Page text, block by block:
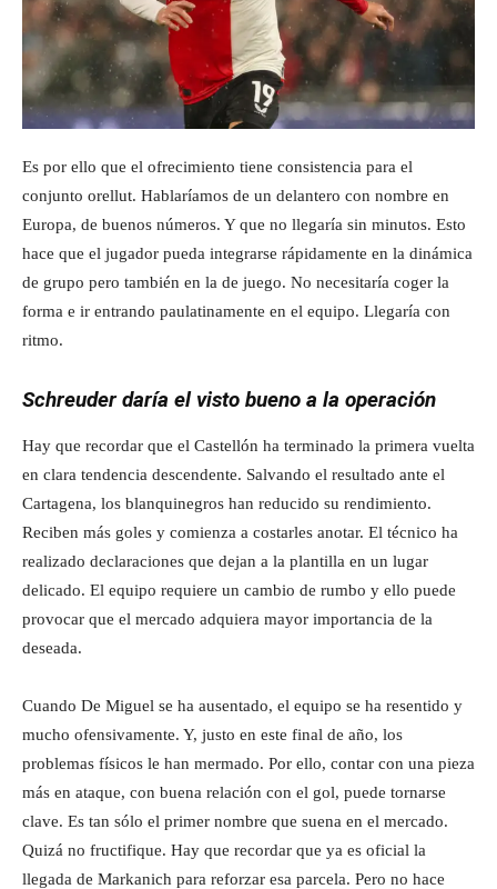
Es por ello que el ofrecimiento tiene consistencia para el
conjunto orellut. Hablaríamos de un delantero con nombre en
Europa, de buenos números. Y que no llegaría sin minutos. Esto
hace que el jugador pueda integrarse rápidamente en la dinámica
de grupo pero también en la de juego. No necesitaría coger la
forma e ir entrando paulatinamente en el equipo. Llegaría con
ritmo.
Schreuder daría el visto bueno a la operación
Hay que recordar que el Castellón ha terminado la primera vuelta
en clara tendencia descendente. Salvando el resultado ante el
Cartagena, los blanquinegros han reducido su rendimiento.
Reciben más goles y comienza a costarles anotar. El técnico ha
realizado declaraciones que dejan a la plantilla en un lugar
delicado. El equipo requiere un cambio de rumbo y ello puede
provocar que el mercado adquiera mayor importancia de la
deseada.
Cuando De Miguel se ha ausentado, el equipo se ha resentido y
mucho ofensivamente. Y, justo en este final de año, los
problemas físicos le han mermado. Por ello, contar con una pieza
más en ataque, con buena relación con el gol, puede tornarse
clave. Es tan sólo el primer nombre que suena en el mercado.
Quizá no fructifique. Hay que recordar que ya es oficial la
llegada de Markanich para reforzar esa parcela. Pero no hace